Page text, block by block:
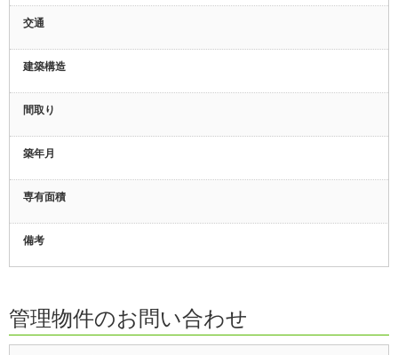
交通
建築構造
間取り
築年月
専有面積
備考
管理物件のお問い合わせ